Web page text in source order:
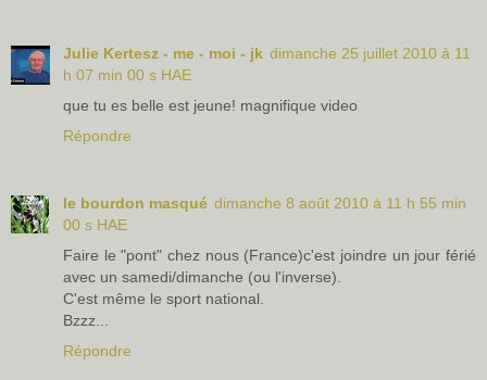
Julie Kertesz - me - moi - jk dimanche 25 juillet 2010 à 11
h 07 min 00 s HAE
que tu es belle est jeune! magnifique video
Répondre
le bourdon masqué dimanche 8 août 2010 à 11 h 55 min
00 s HAE
Faire le "pont" chez nous (France)c'est joindre un jour férié
avec un samedi/dimanche (ou l'inverse).
C'est même le sport national.
Bzzz...
Répondre